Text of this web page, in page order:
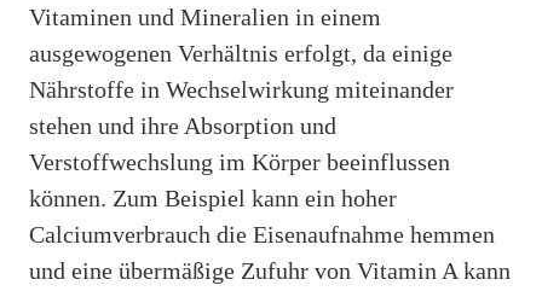
Vitaminen und Mineralien in einem
ausgewogenen Verhältnis erfolgt, da einige
Nährstoffe in Wechselwirkung miteinander
stehen und ihre Absorption und
Verstoffwechslung im Körper beeinflussen
können. Zum Beispiel kann ein hoher
Calciumverbrauch die Eisenaufnahme hemmen
und eine übermäßige Zufuhr von Vitamin A kann